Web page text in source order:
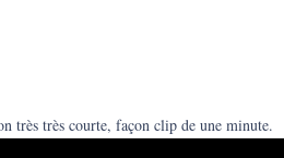
très très courte, façon clip de une minute.